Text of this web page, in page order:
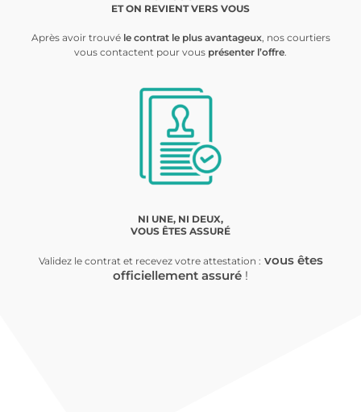
ET ON REVIENT VERS VOUS
Après avoir trouvé le contrat le plus avantageux, nos courtiers
vous contactent pour vous présenter l’offre.
NI UNE, NI DEUX,
VOUS ÊTES ASSURÉ
Validez le contrat et recevez votre attestation : vous êtes
officiellement assuré !